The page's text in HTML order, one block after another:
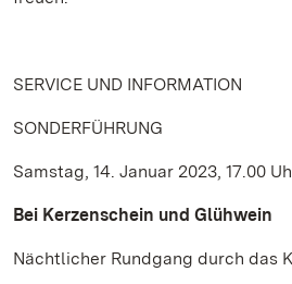
SERVICE UND INFORMATION
SONDERFÜHRUNG
Samstag, 14. Januar 2023, 17.00
Bei Kerzenschein und Glühwein
Nächtlicher Rundgang durch das